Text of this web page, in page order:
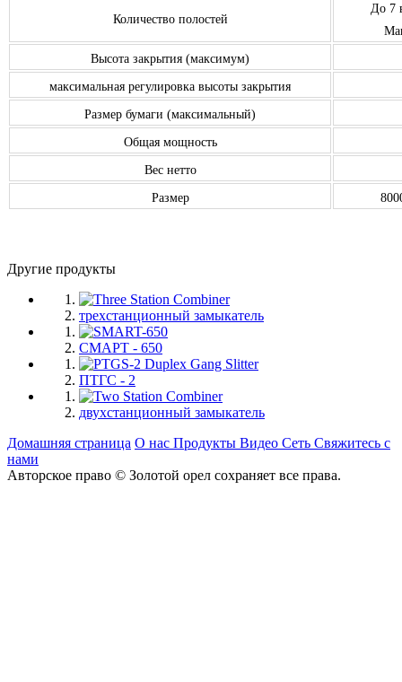
Количество полостей
До 7
Высота закрытия (максимум)
максимальная регулировка высоты закрытия
Размер бумаги (максимальный)
Общая мощность
Вес нетто
Размер
Другие продукты
трехстанционный замыкатель
СМАРТ - 650
ПТГС - 2
двухстанционный замыкатель
Домашняя страница О нас Продукты Видео Сеть Свяжитесь с
нами
Авторское право © Золотой орел сохраняет все права.